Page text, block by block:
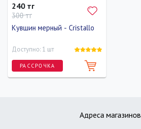
240 тг
300 тг
Кувшин мерный - Cristallo
Доступно: 1 шт
РАССРОЧКА
Адреса магазинов